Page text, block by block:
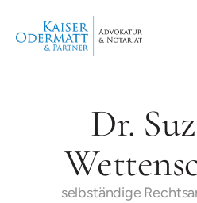
Dr.
selbständige